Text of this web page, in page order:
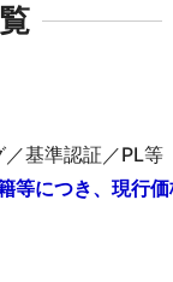
基準認証／PL等
等につき、現行